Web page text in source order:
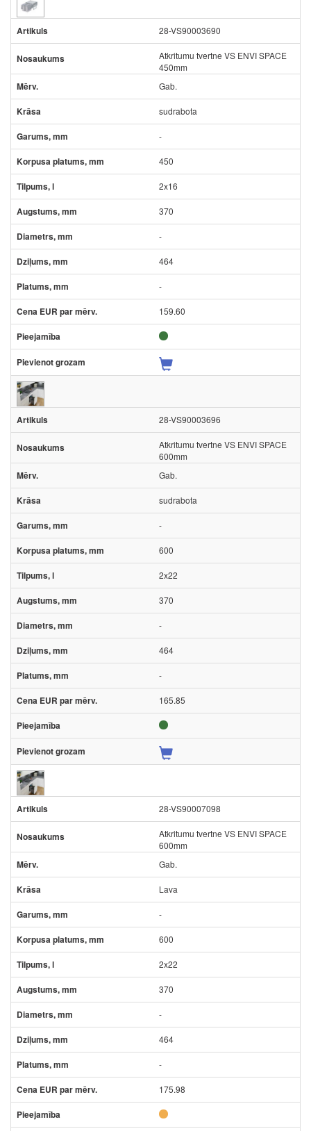
28-VS90003690
Atkritumu tvertne VS ENVI SPACE
450mm
Gab.
sudrabota
-
450
2x16
370
-
464
-
159.60
28-VS90003696
Atkritumu tvertne VS ENVI SPACE
600mm
Gab.
sudrabota
-
600
2x22
370
-
464
-
165.85
28-VS90007098
Atkritumu tvertne VS ENVI SPACE
600mm
Gab.
Lava
-
600
2x22
370
-
464
-
175.98